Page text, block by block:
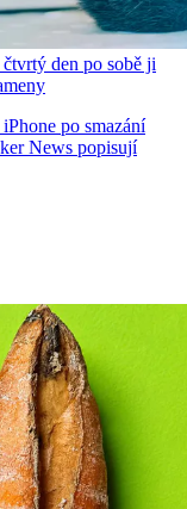
den po sobě ji
po smazání
News popisují